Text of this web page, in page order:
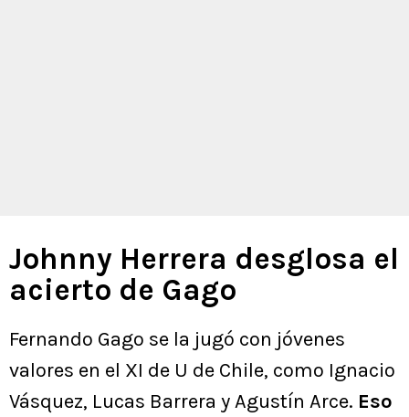
Johnny Herrera desglosa el
acierto de Gago
Fernando Gago se la jugó con jóvenes
valores en el XI de U de Chile, como Ignacio
Vásquez, Lucas Barrera y Agustín Arce. Eso